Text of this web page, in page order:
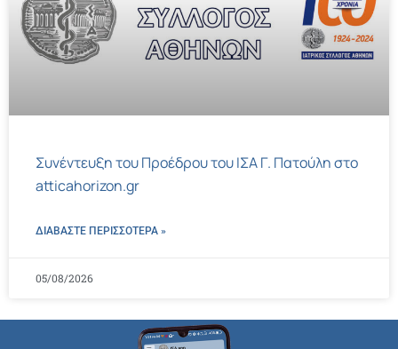
Συνέντευξη του Προέδρου του ΙΣΑ Γ. Πατούλη στο
atticahorizon.gr
ΔΙΑΒΑΣΤΕ ΠΕΡΙΣΣΌΤΕΡΑ »
05/08/2026